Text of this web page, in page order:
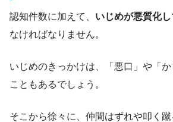
認知件数に加えて、 いじめが悪質化
なければなりません。
いじめのきっかけは、「悪口」や「
こともあるでしょう。
そこから徐々に、仲間はずれや叩く